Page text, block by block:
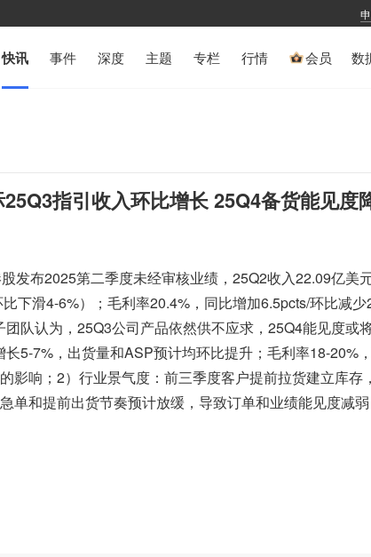
快讯 事件 深度 主题 专栏 行情 会员 数
指引收入环比增长 25Q4备货能见度
发布2025第二季度未经审核业绩，25Q2收入22.09亿美
下滑4-6%）；毛利率20.4%，同比增加6.5pcts/环比减少
团队认为，25Q3公司产品依然供不应求，25Q4能见度或
5-7%，出货量和ASP预计均环比提升；毛利率18-20%
影响；2）行业景气度：前三季度客户提前拉货建立库存
单和提前出货节奏预计放缓，导致订单和业绩能见度减